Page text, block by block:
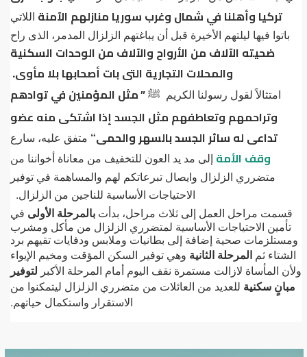
تركيا وأهلنا في شمال وغرب سوريا منازلهم الآمنة اللاتي
باتوا فيها ليلتهم الأخيرة قبل أن يباغتهم الزلزال المدمر، الذى راح
ضحيته الآلاف من الأرواح والآلاف من الوحدات السكنية
والمحلات التجارية التىبات أصحابهابلا مأوى.
امتثالاً لقول رسولنا الكريم ﷺ ”مثل المؤمنين فيتوادهم
وتراحمهم وتعاطفهم مثل الجسدإذا اشتكى منه عضو
تداعى له سائرالجسدبالسهروالحمى“ متفق عليه، سارع
وقف الأمة إلى مد يد العون للتخفيف من معاناة أخواننا من
متضرري الزلزال وايصال تبرعاتكم لهم والمساهمة في توفير
الاحتياجات الأساسية للناجين من الزلزال.
قسمت مراحل العمل إلى ثلاث مراحل، بدأت بالمرحلة الأولى في
تأمين الاحتياجات الأساسية لمتضرري الزلزال من مأكل ومشرب
ومستلزمات صحية إضافة إلى بطانيات وملابس ودفايات تقيهم برد
الشتاء ثم المرحلة الثانية وهي توفير السكن المؤقت ومخيم
الإيواء
ولأن المأساة لازالت مستمرة نقف اليوم أمام المرحلة الأكبر لتوفير
مبانٍ سكنية للعديد من العائلات من متضرري الزلزال ليتمكنوا من
الاستقرار واستكمال حياتهم.